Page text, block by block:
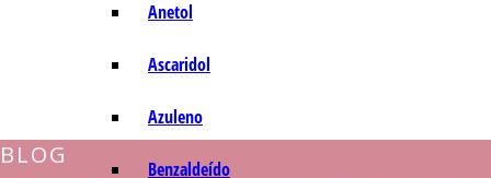
Anetol
Ascaridol
Azuleno
Benzaldeído
BLOG